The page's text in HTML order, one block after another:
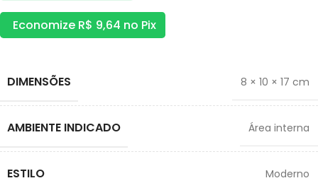
Economize R$ 9,64 no Pix
DIMENSÕES 8 × 10 × 17 cm
AMBIENTE INDICADO Área interna
ESTILO Moderno